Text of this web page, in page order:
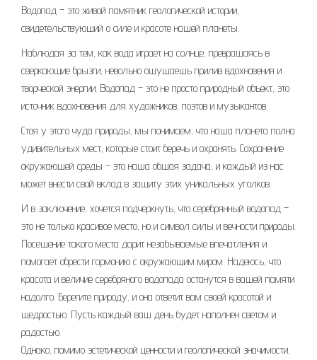
Водопад – это живой памятник геологической истории,
свидетельствующий о силе и красоте нашей планеты.
Наблюдая за тем, как вода играет на солнце, превращаясь в
сверкающие брызги, невольно ощущаешь прилив вдохновения и
творческой энергии. Водопад – это не просто природный объект, это
источник вдохновения для художников, поэтов и музыкантов.
Стоя у этого чуда природы, мы понимаем, что наша планета полна
удивительных мест, которые стоит беречь и охранять. Сохранение
окружающей среды – это наша общая задача, и каждый из нас
может внести свой вклад в защиту этих уникальных уголков.
И в заключение, хочется подчеркнуть, что серебрянный водопад –
это не только красивое место, но и символ силы и вечности природы.
Посещение такого места дарит незабываемые впечатления и
помогает обрести гармонию с окружающим миром. Надеюсь, что
красота и величие серебряного водопада останутся в вашей памяти
надолго. Берегите природу, и она ответит вам своей красотой и
щедростью. Пусть каждый ваш день будет наполнен светом и
радостью.
Однако, помимо эстетической ценности и геологической значимости,